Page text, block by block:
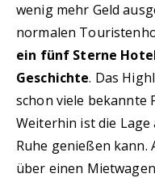
wenig mehr Geld
normalen
ein fünf Sterne
Geschichte. Das
schon viele bekannte
Weiterhin ist die
Ruhe genießen kann.
über einen